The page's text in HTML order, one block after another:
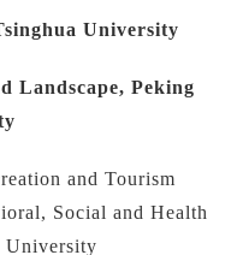
University
Landscape, Peking
and Tourism
Social and Health
University